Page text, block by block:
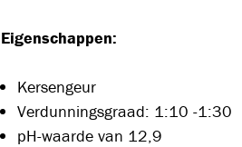
Eigenschappen:
Kersengeur
Verdunningsgraad: 1:10 -1:30
pH-waarde van 12,9